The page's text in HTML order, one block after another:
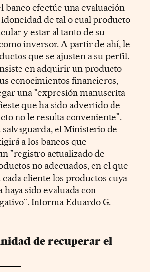
banco efectúe una evaluación
de tal o cual producto
y estar al tanto de su
inversor. A partir de ahí, le
que se ajusten a su perfil.
en adquirir un producto
conocimientos financieros,
una "expresión manuscrita
que ha sido advertido de
no le resulta conveniente".
el Ministerio de
a los bancos que
"registro actualizado de
no adecuados, en el que
cliente los productos cuya
haya sido evaluada con
Informa Eduardo G.
de recuperar el